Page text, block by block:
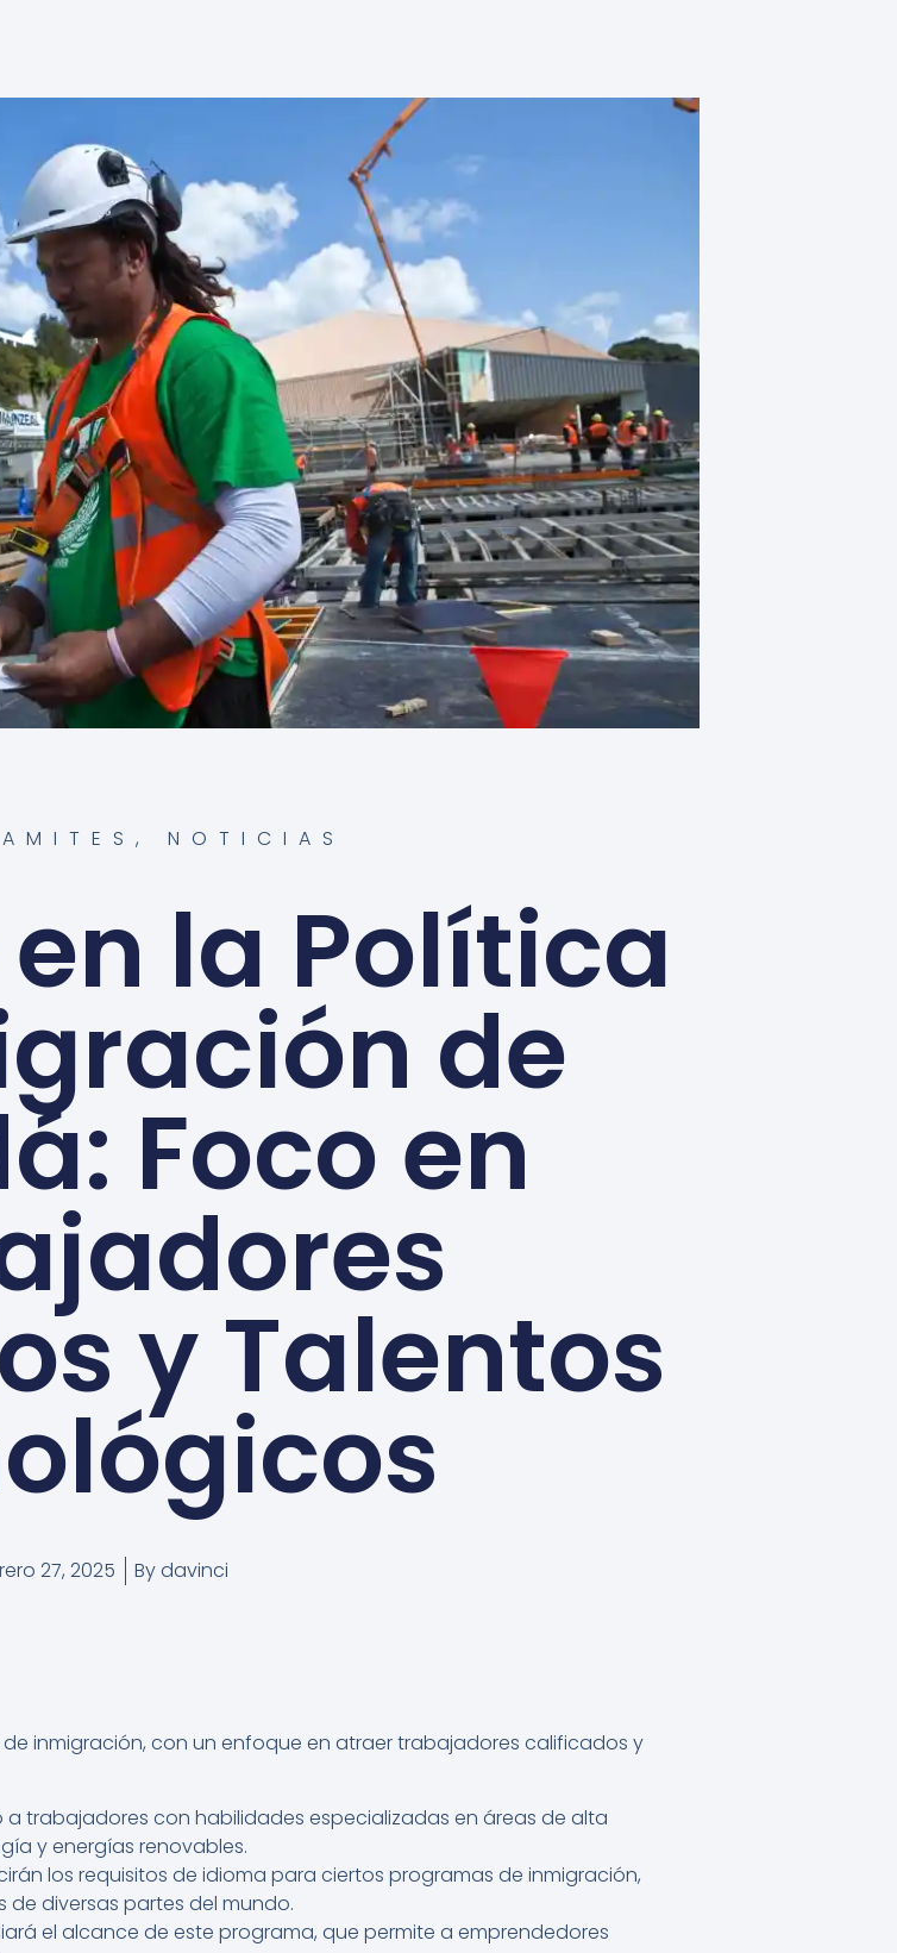
, NOTICIAS
la Política
de
Foco en
y Talentos
27, 2025 Bydavinci
inmigración, con un enfoque en atraer trabajadores calificados y
a trabajadores con habilidades especializadas en áreas de alta
y energías renovables.
los requisitos de idioma para ciertos programas de inmigración,
diversas partes del mundo.
el alcance de este programa, que permite a emprendedores